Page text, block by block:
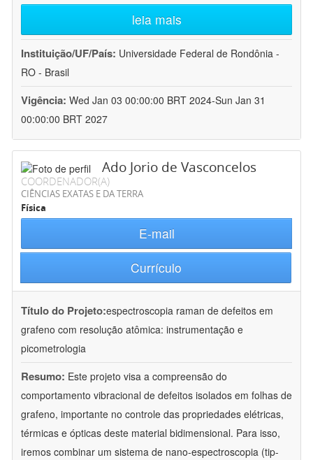
leia mais
Instituição/UF/País: Universidade Federal de Rondônia -
RO - Brasil
Vigência: Wed Jan 03 00:00:00 BRT 2024-Sun Jan 31
00:00:00 BRT 2027
Ado Jorio de Vasconcelos
COORDENADOR(A)
CIÊNCIAS EXATAS E DA TERRA
Física
E-mail
Currículo
Título do Projeto:espectroscopia raman de defeitos em
grafeno com resolução atômica: instrumentação e
picometrologia
Resumo: Este projeto visa a compreensão do
comportamento vibracional de defeitos isolados em folhas de
grafeno, importante no controle das propriedades elétricas,
térmicas e ópticas deste material bidimensional. Para isso,
iremos combinar um sistema de nano-espectroscopia (tip-